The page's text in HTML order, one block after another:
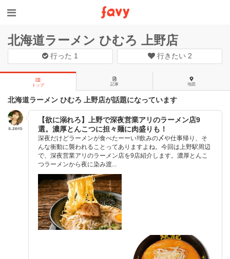
北海道ラーメン ひむろ 上野店
行った 1 行きたい 2
トップ 記事 地図
北海道ラーメン ひむろ 上野店が話題になっています
s.zero
【欲に溺れろ】上野で深夜営業アリのラーメン店9
選。濃厚とんこつに担々麺に肉盛りも！
深夜だけどラーメンが食べたーーい!!飲みの〆や仕事帰り、そ
んな衝動に襲われることってありますよね。今回は上野駅周辺
で、深夜営業アリのラーメン店を9店紹介します。濃厚とんこ
つラーメンから夜に染み渡...